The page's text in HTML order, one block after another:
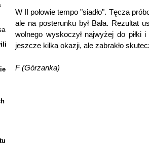
W II połowie tempo "siadło". Tęcza
ale na posterunku był Bała. Rezultat
wolnego wyskoczył najwyżej do piłki
jeszcze kilka okazji, ale zabrakło
F (Górzanka)